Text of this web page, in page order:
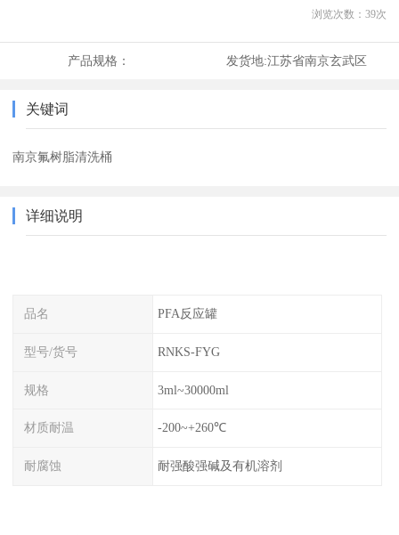
浏览次数： 39次
产品规格： 发货地:江苏省南京玄武区
关键词
南京氟树脂清洗桶
详细说明
品名 PFA反应罐
型号/货号 RNKS-FYG
规格 3ml~30000ml
材质耐温 -200~+260℃
耐腐蚀 耐强酸强碱及有机溶剂